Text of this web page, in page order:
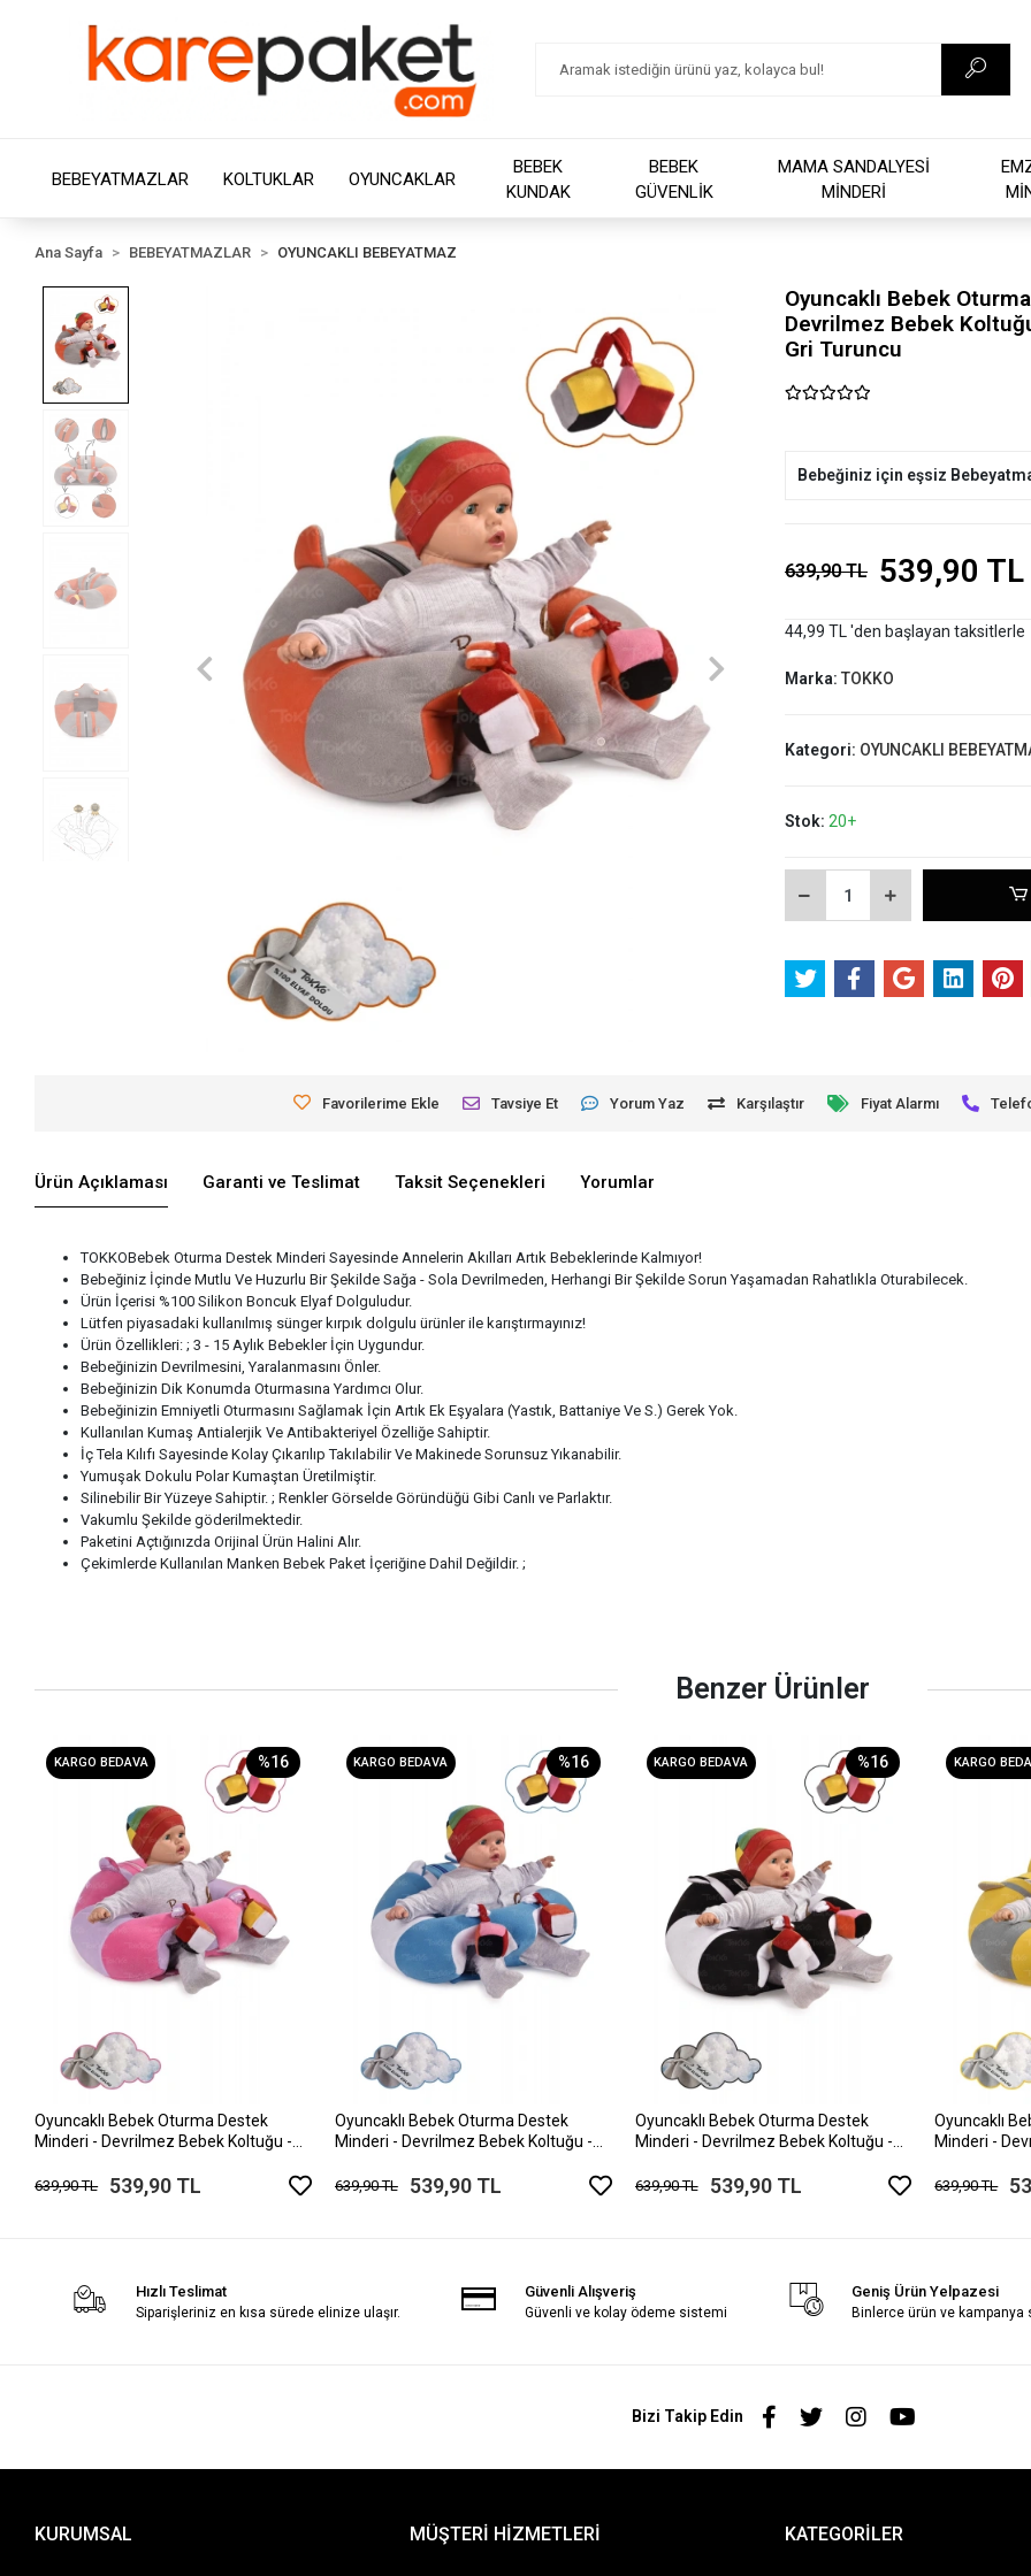
BEBEYATMAZLAR KOLTUKLAR OYUNCAKLAR
BEBEK
KUNDAK
BEBEK
GÜVENLİK
MAMA SANDALYESİ
MİNDERİ
Ana Sayfa BEBEYATMAZLAR OYUNCAKLI BEBEYATMAZ
Oyuncaklı Bebek
Devrilmez Bebek
Gri Turuncu
Bebeğiniz için eşsiz
639,90 TL 539,90 TL
44,99 TL 'den başlayan taksitlerle
Marka: TOKKO
Kategori: OYUNCAKLI
Stok: 20+
Favorilerime Ekle Tavsiye Et Yorum Yaz Karşılaştır Fiyat Alarmı
Ürün Açıklaması Garanti ve Teslimat Taksit Seçenekleri Yorumlar
TOKKOBebek Oturma Destek Minderi Sayesinde Annelerin Akılları Artık Bebeklerinde Kalmıyor!
Bebeğiniz İçinde Mutlu Ve Huzurlu Bir Şekilde Sağa - Sola Devrilmeden, Herhangi Bir Şekilde Sorun Yaşamadan Rahatlıkla Oturabilecek.
Ürün İçerisi %100 Silikon Boncuk Elyaf Dolguludur.
Lütfen piyasadaki kullanılmış sünger kırpık dolgulu ürünler ile karıştırmayınız!
Ürün Özellikleri: ; 3 - 15 Aylık Bebekler İçin Uygundur.
Bebeğinizin Devrilmesini, Yaralanmasını Önler.
Bebeğinizin Dik Konumda Oturmasına Yardımcı Olur.
Bebeğinizin Emniyetli Oturmasını Sağlamak İçin Artık Ek Eşyalara (Yastık, Battaniye Ve S.) Gerek Yok.
Kullanılan Kumaş Antialerjik Ve Antibakteriyel Özelliğe Sahiptir.
İç Tela Kılıfı Sayesinde Kolay Çıkarılıp Takılabilir Ve Makinede Sorunsuz Yıkanabilir.
Yumuşak Dokulu Polar Kumaştan Üretilmiştir.
Silinebilir Bir Yüzeye Sahiptir. ; Renkler Görselde Göründüğü Gibi Canlı ve Parlaktır.
Vakumlu Şekilde göderilmektedir.
Paketini Açtığınızda Orijinal Ürün Halini Alır.
Çekimlerde Kullanılan Manken Bebek Paket İçeriğine Dahil Değildir. ;
Benzer Ürünler
KARGO BEDAVA %16
Oyuncaklı Bebek Oturma Destek
Minderi - Devrilmez Bebek Koltuğu -
639,90 TL 539,90 TL
KARGO BEDAVA %16
Oyuncaklı Bebek Oturma Destek
Minderi - Devrilmez Bebek Koltuğu -
639,90 TL 539,90 TL
KARGO BEDAVA %16
Oyuncaklı Bebek Oturma Destek
Minderi - Devrilmez Bebek Koltuğu -
639,90 TL 539,90 TL
KARGO
Oyuncaklı
Minderi -
639,90 TL
Hızlı Teslimat
Siparişleriniz en kısa sürede elinize ulaşır.
Güvenli Alışveriş
Güvenli ve kolay ödeme sistemi
Geniş Ürün Yelpazesi
Binlerce ürün ve kampanya
Bizi Takip Edin
KURUMSAL MÜŞTERİ HİZMETLERİ KATEGORİLER